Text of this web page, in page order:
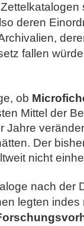
deren
fallen
ob
Mittel der
Jahre
Der
nicht
nach der
legten indes